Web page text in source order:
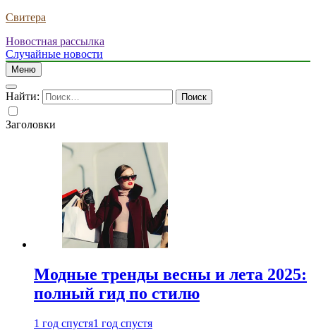
Свитера
Новостная рассылка
Случайные новости
Меню
Найти:
Заголовки
Модные тренды весны и лета 2025:
полный гид по стилю
1 год спустя1 год спустя